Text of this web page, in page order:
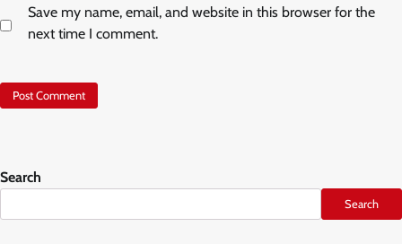
Save my name, email, and website in this browser for the
next time I comment.
Search
Search